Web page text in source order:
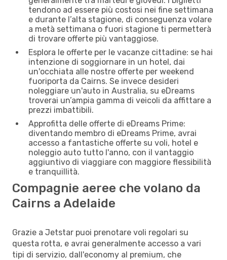
tendono ad essere più costosi nei fine settimana
e durante l’alta stagione, di conseguenza volare
a metà settimana o fuori stagione ti permetterà
di trovare offerte più vantaggiose.
Esplora le offerte per le vacanze cittadine: se hai
intenzione di soggiornare in un hotel, dai
un'occhiata alle nostre offerte per weekend
fuoriporta da Cairns. Se invece desideri
noleggiare un'auto in Australia, su eDreams
troverai un’ampia gamma di veicoli da affittare a
prezzi imbattibili.
Approfitta delle offerte di eDreams Prime:
diventando membro di eDreams Prime, avrai
accesso a fantastiche offerte su voli, hotel e
noleggio auto tutto l'anno, con il vantaggio
aggiuntivo di viaggiare con maggiore flessibilità
e tranquillità.
Compagnie aeree che volano da
Cairns a Adelaide
Grazie a Jetstar puoi prenotare voli regolari su
questa rotta, e avrai generalmente accesso a vari
tipi di servizio, dall'economy al premium, che